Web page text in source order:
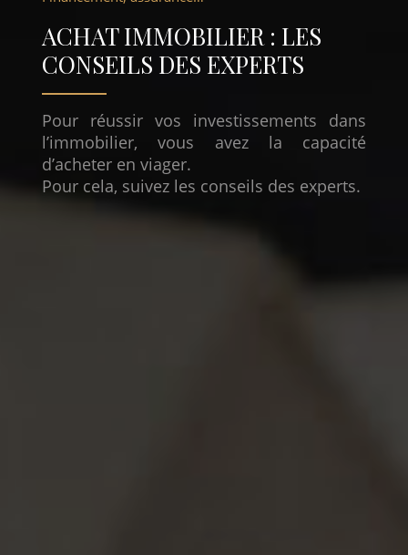
ACHAT IMMOBILIER : LES
CONSEILS DES EXPERTS
Pour réussir vos investissements dans
l’immobilier, vous avez la capacité
d’acheter en viager.
Pour cela, suivez les conseils des experts.